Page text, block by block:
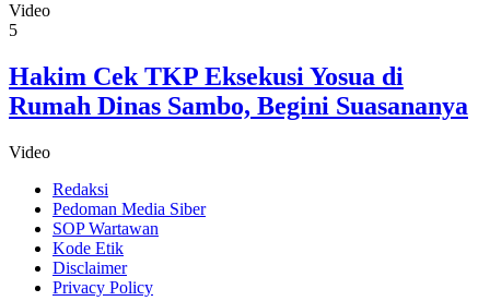
Video
5
Hakim Cek TKP Eksekusi Yosua di
Rumah Dinas Sambo, Begini Suasananya
Video
Redaksi
Pedoman Media Siber
SOP Wartawan
Kode Etik
Disclaimer
Privacy Policy